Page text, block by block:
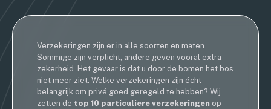
Verzekeringen zijn er in alle soorten en maten.
Sommige zijn verplicht, andere geven vooral extra
zekerheid. Het gevaar is dat u door de bomen het bos
niet meer ziet. Welke verzekeringen zijn écht
belangrijk om privé goed geregeld te hebben? Wij
zetten de top 10 particuliere verzekeringen op